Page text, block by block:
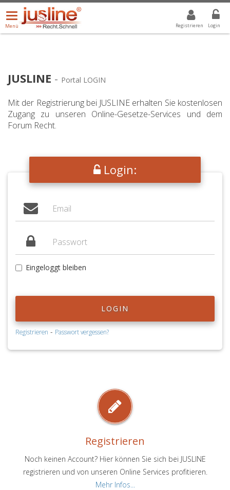
Registrieren Login
Menü
öffnen/schließen
Menü
ALLE DROPDOWN: GEWÄHLTER WERT IST ALLE
JUSLINE - Portal LOGIN
Mit der Registrierung bei JUSLINE erhalten Sie kostenlosen
Zugang zu unseren Online-Gesetze-Services und dem
Forum Recht.
Login:
Eingeloggt bleiben
LOGIN
Registrieren - Passwort vergessen?
Registrieren
Noch keinen Account? Hier können Sie sich bei JUSLINE
registrieren und von unseren Online Services profitieren.
Mehr Infos...